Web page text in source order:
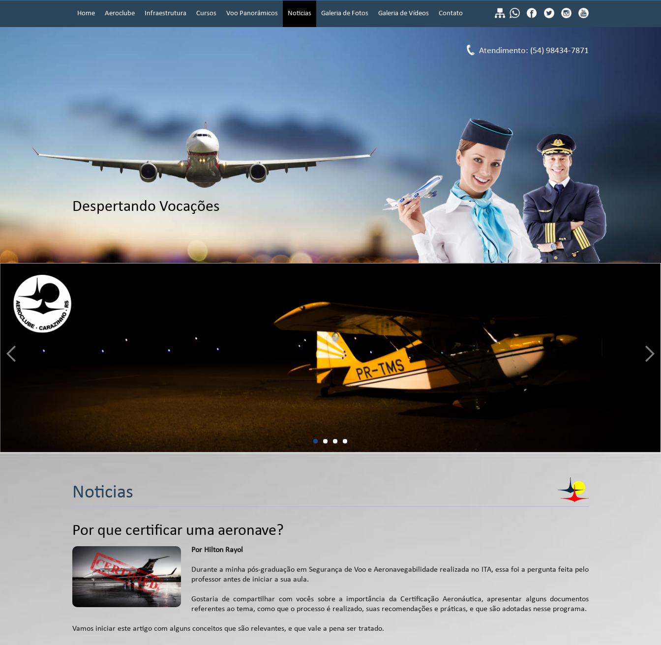
Home Aeroclube Infraestrutura Cursos Voo Panorâmicos Noticias Galeria de Fotos Galeria de Vídeos Contato
Atendimento: (54) 98434-7871
Despertando Vocações
Noticias
Por que certificar uma aeronave?
Por Hilton Rayol
Durante a minha pós-graduação em Segurança de Voo e Aeronavegabilidade realizada no ITA, essa foi a pergunta feita pelo
professor antes de iniciar a sua aula.
Gostaria de compartilhar com vocês sobre a importância da Certificação Aeronáutica, apresentar alguns documentos
referentes ao tema, como que o processo é realizado, suas recomendações e práticas, e que são adotadas nesse programa.
Vamos iniciar este artigo com alguns conceitos que são relevantes, e que vale a pena ser tratado.